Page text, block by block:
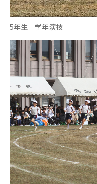
5年生 学年演技